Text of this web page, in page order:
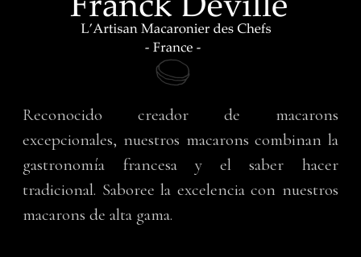
Reconocido creador de macarons
excepcionales, nuestros macarons combinan la
gastronomía francesa y el saber hacer
tradicional. Saboree la excelencia con nuestros
macarons de alta gama.